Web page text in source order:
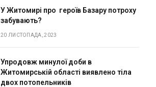
У Житомирі про героїв Базару потроху
забувають?
20 ЛИСТОПАДА, 2023
Упродовж минулої доби в
Житомирській області виявлено тіла
двох потопельників